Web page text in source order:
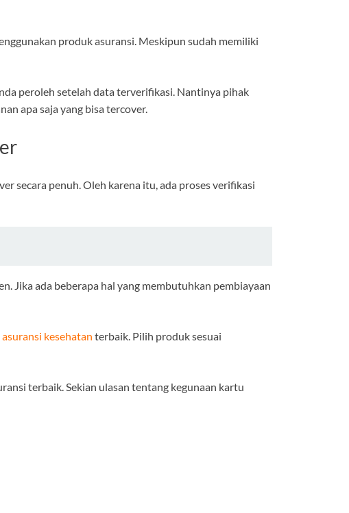
produk asuransi. Meskipun sudah memiliki
peroleh setelah data terverifikasi. Nantinya pihak
apa saja yang bisa tercover.
secara penuh. Oleh karena itu, ada proses verifikasi
Jika ada beberapa hal yang membutuhkan pembiayaan
asuransi kesehatan terbaik. Pilih produk sesuai
terbaik. Sekian ulasan tentang kegunaan kartu